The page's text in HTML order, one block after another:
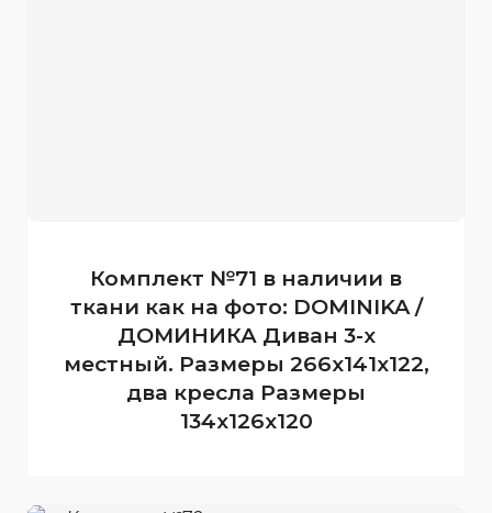
Комплект №71 в наличии в
ткани как на фото: DOMINIKA /
ДОМИНИКА Диван 3-х
местный. Размеры 266х141х122,
два кресла Размеры
134х126х120